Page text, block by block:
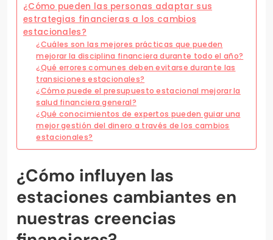
¿Cómo pueden las personas adaptar sus
estrategias financieras a los cambios
estacionales?
¿Cuáles son las mejores prácticas que pueden
mejorar la disciplina financiera durante todo el año?
¿Qué errores comunes deben evitarse durante las
transiciones estacionales?
¿Cómo puede el presupuesto estacional mejorar la
salud financiera general?
¿Qué conocimientos de expertos pueden guiar una
mejor gestión del dinero a través de los cambios
estacionales?
¿Cómo influyen las
estaciones cambiantes en
nuestras creencias